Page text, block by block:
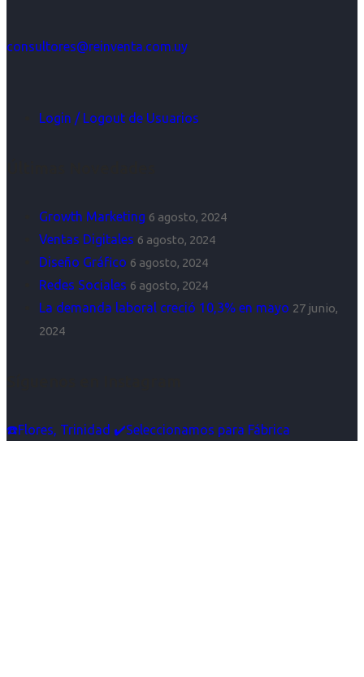
consultores@reinventa.com.uy
Login / Logout de Usuarios
Growth Marketing 6 agosto, 2024
Ventas Digitales 6 agosto, 2024
Diseño Gráfico 6 agosto, 2024
Redes Sociales 6 agosto, 2024
La demanda laboral creció 10,3% en mayo 27 junio,
2024
☎️Flores, Trinidad ✔️Seleccionamos para Fábrica